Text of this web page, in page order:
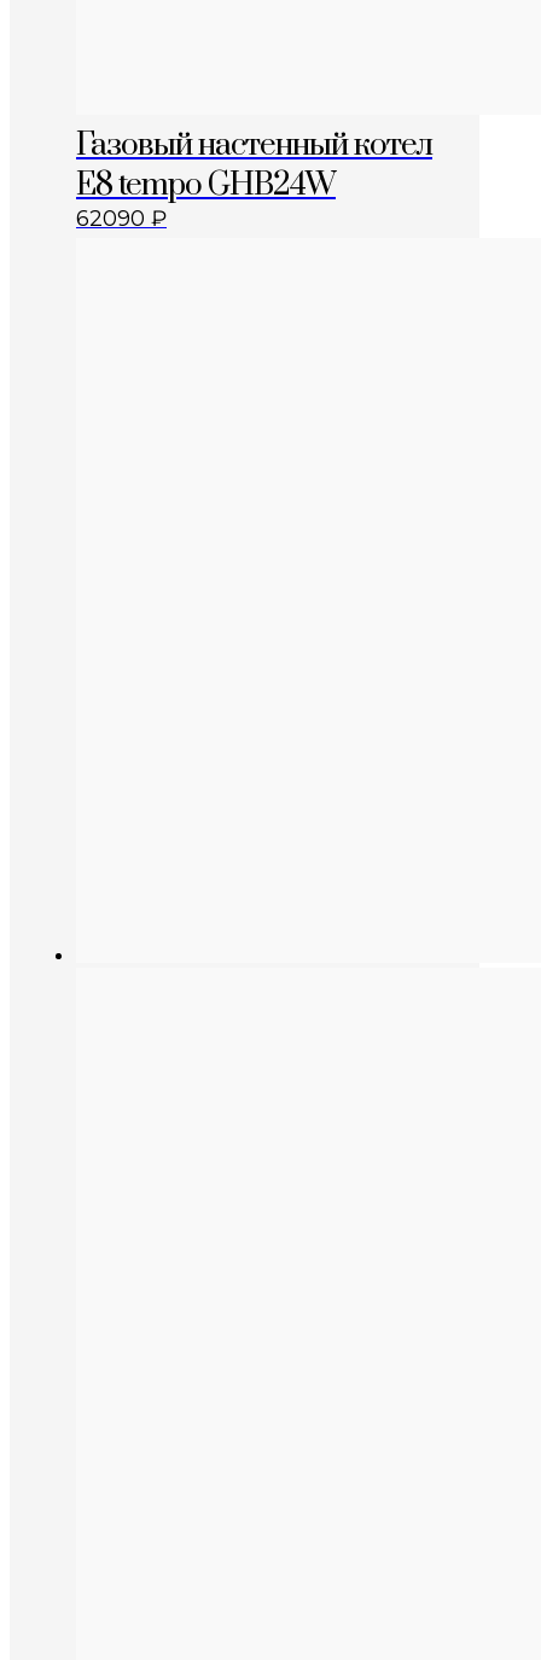
Газовый настенный котел
E8 tempo GHB24W
62090 ₽